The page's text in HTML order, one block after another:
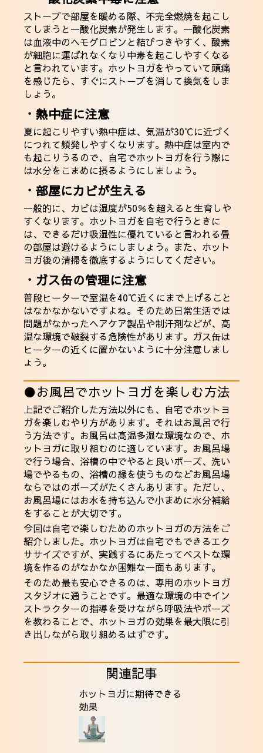
ストーブで部屋を暖める際、不完全燃焼を起こし
てしまうと一酸化炭素が発生します。一酸化炭素
は血液中のヘモグロビンと結びつきやすく、酸素
が細胞に運ばれなくなり中毒を起こしやすくなる
と言われています。ホットヨガをやっていて頭痛
を感じたら、すぐにストーブを消して換気をしま
しょう。
・熱中症に注意
夏に起こりやすい熱中症は、気温が30℃に近づく
につれて頻発しやすくなります。熱中症は室内で
も起こりうるので、自宅でホットヨガを行う際に
は水分をこまめに摂るようにしましょう。
・部屋にカビが生える
一般的に、カビは湿度が50％を超えると生育しや
すくなります。ホットヨガを自宅で行うときに
は、できるだけ吸湿性に優れていると言われる畳
の部屋は避けるようにしましょう。また、ホット
ヨガ後の清掃を徹底するようにしてください。
・ガス缶の管理に注意
普段ヒーターで室温を40℃近くにまで上げること
はなかなかないですよね。そのため日常生活では
問題がなかったヘアケア製品や制汗剤などが、高
温な環境で破裂する危険性があります。ガス缶は
ヒーターの近くに置かないように十分注意しまし
ょう。
●お風呂でホットヨガを楽しむ方法
上記でご紹介した方法以外にも、自宅でホットヨ
ガを楽しむやり方があります。それはお風呂で行
う方法です。お風呂は高温多湿な環境なので、ホ
ットヨガに取り組むのに適しています。お風呂場
で行う場合、浴槽の中でやると良いポーズ、洗い
場でやるもの、浴槽の縁を使うものなどお風呂場
ならではのポーズがたくさんあります。ただし、
お風呂場にはお水を持ち込んで小まめに水分補給
をすることが大切です。
今回は自宅で楽しむためのホットヨガの方法をご
紹介しました。ホットヨガは自宅でもできるエク
ササイズですが、実践するにあたってベストな環
境を作るのがなかなか困難な一面もあります。
そのため最も安心できるのは、専用のホットヨガ
スタジオに通うことです。最適な環境の中でイン
ストラクターの指導を受けながら呼吸法やポーズ
を教わることで、ホットヨガの効果を最大限に引
き出しながら取り組めるはずです。
関連記事
ホットヨガに期待できる
効果